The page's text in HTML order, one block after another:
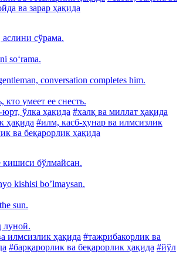
ва зарар ҳақида
сўрама.
so‘rama.
conversation completes him.
кто умеет ее снесть.
юрт, ўлка ҳақида #халқ ва миллат ҳақида
ҳақида #илм, касб-ҳунар ва илмсизлик
ва беқарорлик ҳақида
кишиси бўлмайсан.
kishisi boʼlmaysan.
sun.
луной.
илмсизлик ҳақида #тажрибакорлик ва
#барқарорлик ва беқарорлик ҳақида #йўл